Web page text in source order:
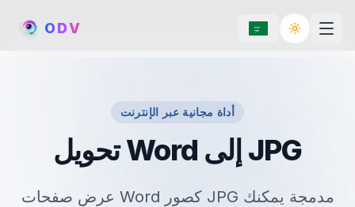
ODV Toggle
أداة مجانية عبر الإنترنت
تحويل Word إلى JPG
عرض صفحات Word كصور JPG مدمجة يمكنك